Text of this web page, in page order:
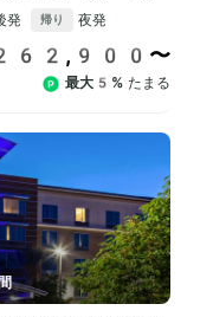
発 帰り 夜発
〜
最大5% たまる